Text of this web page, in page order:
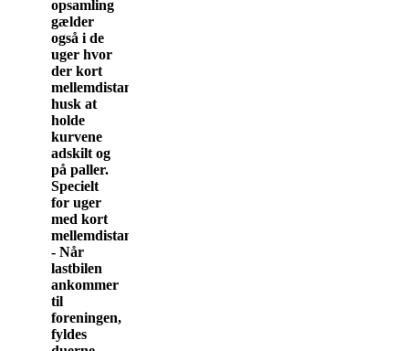
opsamling
gælder
også i de
uger hvor
der kort
mellemdistance,
husk at
holde
kurvene
adskilt og
på paller.
Specielt
for uger
med kort
mellemdistance
- Når
lastbilen
ankommer
til
foreningen,
fyldes